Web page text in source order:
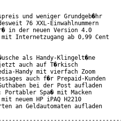
und weniger Grundgeb�hr
76 XXL-Einwahlnummern
in der neuen Version 4.0
Internetzugang ab 0,99 Cent
als Handy-Klingelt�ne
auch auf T�rkisch
Handy mit vierfach Zoom
auch f�r Prepaid-Kunden
bei der Post aufladen
Portabler Spa� mit Macken
neuem HP iPAQ H2210
an Geldautomaten aufladen